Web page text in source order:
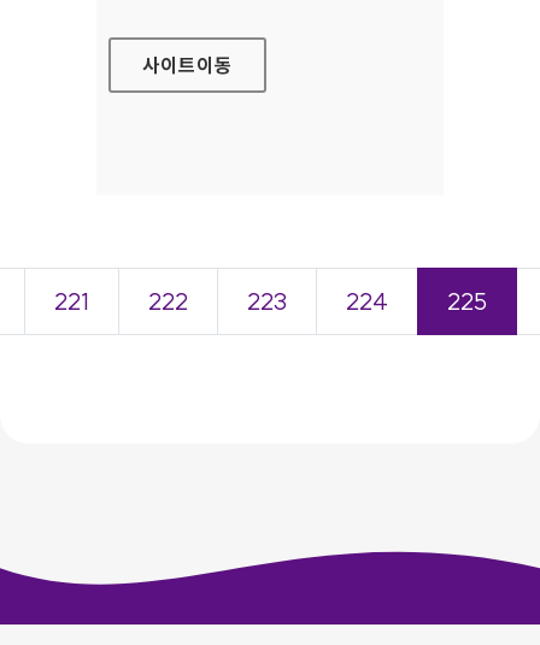
사이트이동
221 222 223 224 225